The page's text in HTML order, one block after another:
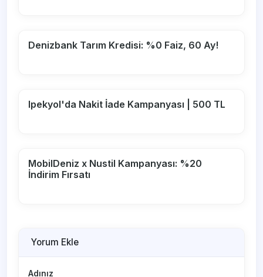
Denizbank Tarım Kredisi: %0 Faiz, 60 Ay!
Ipekyol'da Nakit İade Kampanyası | 500 TL
MobilDeniz x Nustil Kampanyası: %20
İndirim Fırsatı
Yorum Ekle
Adınız